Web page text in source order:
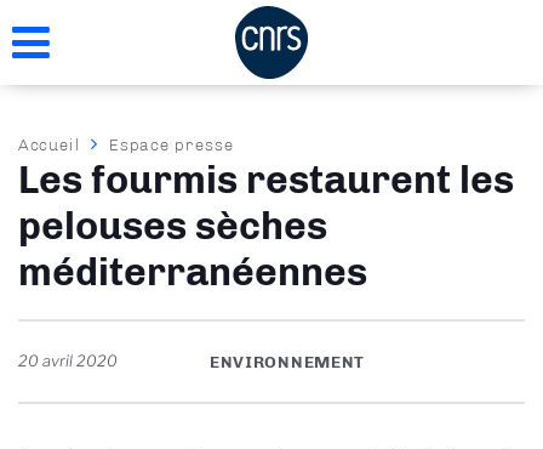
au
Fil
d'Ariane
Accueil Espace presse
Les fourmis restaurent les
pelouses sèches
méditerranéennes
20 avril 2020 ENVIRONNEMENT